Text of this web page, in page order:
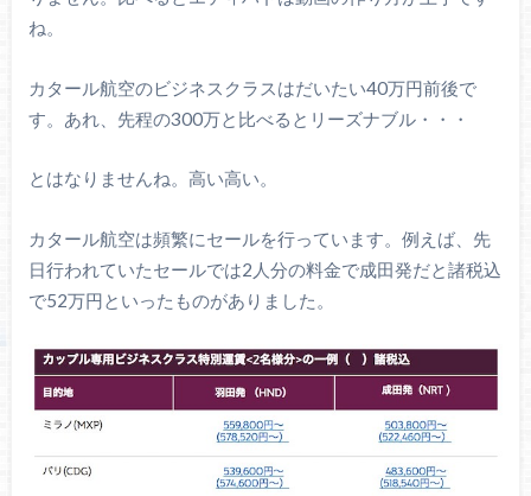
ね。
カタール航空のビジネスクラスはだいたい40万円前後で
す。あれ、先程の300万と比べるとリーズナブル・・・
とはなりませんね。高い高い。
カタール航空は頻繁にセールを行っています。例えば、先
日行われていたセールでは2人分の料金で成田発だと諸税込
で52万円といったものがありました。